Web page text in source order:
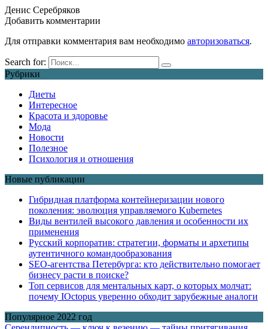
Денис Серебряков
Добавить комментарии
Для отправки комментария вам необходимо авторизоваться.
Search for:
Рубрики
Диеты
Интересное
Красота и здоровье
Мода
Новости
Полезное
Психология и отношения
Новые публикации
Гибридная платформа контейнеризации нового
поколения: эволюция управляемого Kubernetes
Виды вентилей высокого давления и особенности их
применения
Русский корпоратив: стратегии, форматы и архетипы
аутентичного командообразования
SEO-агентства Петербурга: кто действительно помогает
бизнесу расти в поиске?
Топ сервисов для ментальных карт, о которых молчат:
почему IOctopus уверенно обходит зарубежные аналоги
Популярное 2022 год